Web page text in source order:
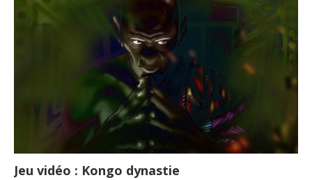
Jeu vidéo : Kongo dynastie